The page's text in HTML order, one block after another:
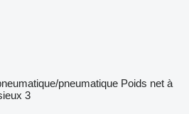
pneumatique Poids net à
3